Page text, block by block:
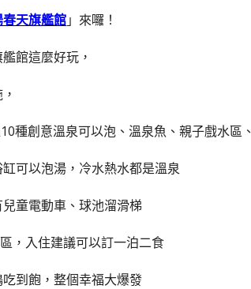
春天旗艦館」來囉！
館這麼好玩，
種創意溫泉可以泡、溫泉魚、親子戲水區
可以泡湯，冷水熱水都是溫泉
童電動車、球池溜滑梯
，入住建議可以訂一泊二食
到飽，整個幸福大爆發